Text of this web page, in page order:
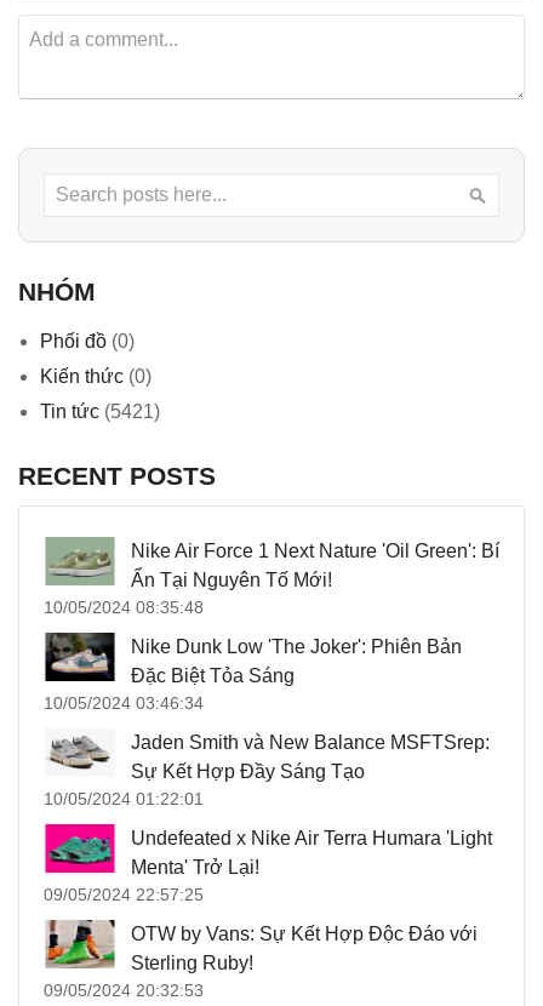
Search
NHÓM
Phối đồ (0)
Kiến thức (0)
Tin tức (5421)
RECENT POSTS
Nike Air Force 1 Next Nature 'Oil Green': Bí
Ẩn Tại Nguyên Tố Mới!
10/05/2024 08:35:48
Nike Dunk Low 'The Joker': Phiên Bản
Đặc Biệt Tỏa Sáng
10/05/2024 03:46:34
Jaden Smith và New Balance MSFTSrep:
Sự Kết Hợp Đầy Sáng Tạo
10/05/2024 01:22:01
Undefeated x Nike Air Terra Humara 'Light
Menta' Trở Lại!
09/05/2024 22:57:25
OTW by Vans: Sự Kết Hợp Độc Đáo với
Sterling Ruby!
09/05/2024 20:32:53